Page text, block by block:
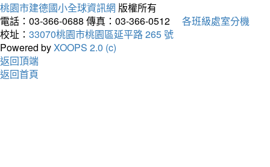
桃園市建德國小全球資訊網 版權所有
電話：03-366-0688 傳真：03-366-0512
各班級處室分機
校址： 33070桃園市桃園區延平路 265 號
Powered byXOOPS 2.0 (c)
返回頂端
返回首頁